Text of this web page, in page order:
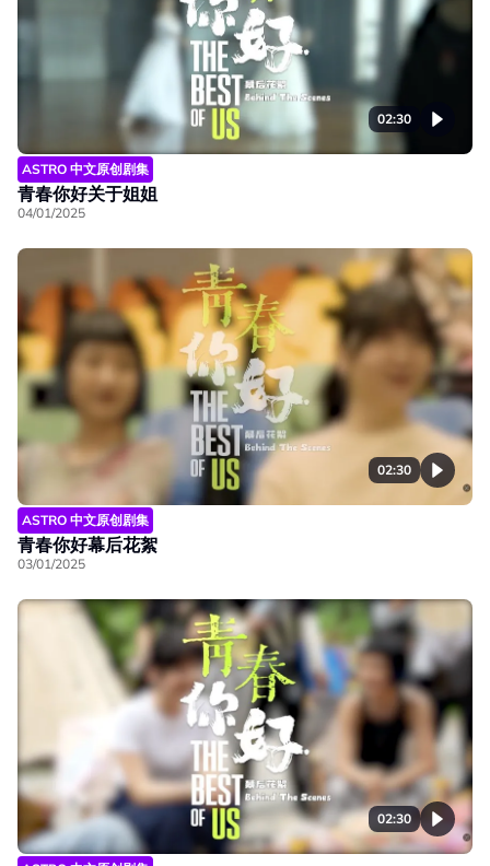
02:30
ASTRO 中文原创剧集
青春你好关于姐姐
04/01/2025
02:30
ASTRO 中文原创剧集
青春你好幕后花絮
03/01/2025
02:30